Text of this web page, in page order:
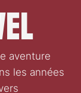
aventure
les années